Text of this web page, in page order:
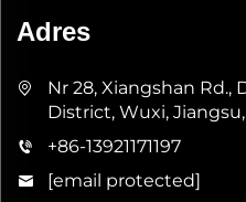
Adres
Nr 28, Xiangshan Rd.,
District, Wuxi,
+86-13921171197
[email protected]